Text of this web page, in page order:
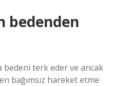
bedenden
bedeni terk eder ve ancak
bağımsız hareket etme